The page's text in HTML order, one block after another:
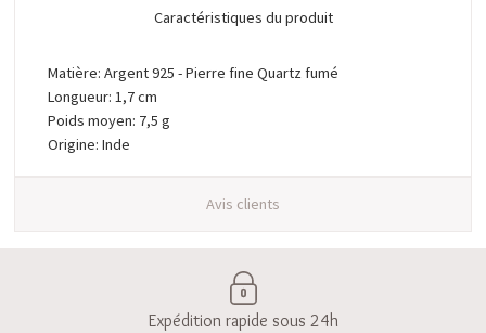
Caractéristiques du produit
Matière: Argent 925 - Pierre fine Quartz fumé
Longueur: 1,7 cm
Poids moyen: 7,5 g
Origine: Inde
Avis clients
Expédition rapide sous 24h